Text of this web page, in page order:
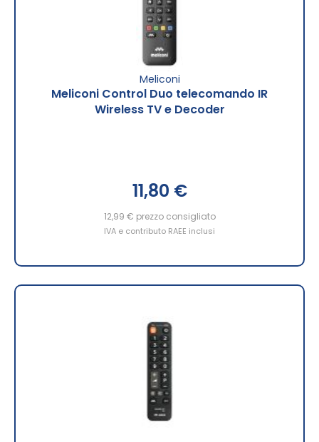
Meliconi
Meliconi Control Duo telecomando IR
Wireless TV e Decoder
11,80 €
12,99 € prezzo consigliato
IVA e contributo RAEE inclusi